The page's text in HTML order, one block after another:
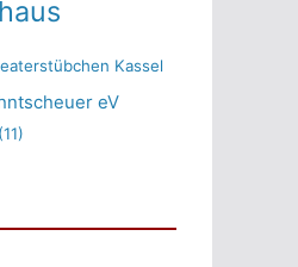
Kassel
eV
(11)